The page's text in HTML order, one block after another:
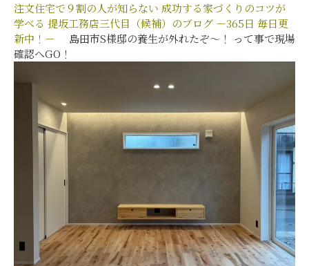
注文住宅で９割の人が知らない 成功する家づくりのコツが
学べる 提坂工務店三代目（候補）のブログ －365日 毎日更
新中！－ 島田市S様邸の養生が外れたぞ～！ って事で現場
確認へGO！